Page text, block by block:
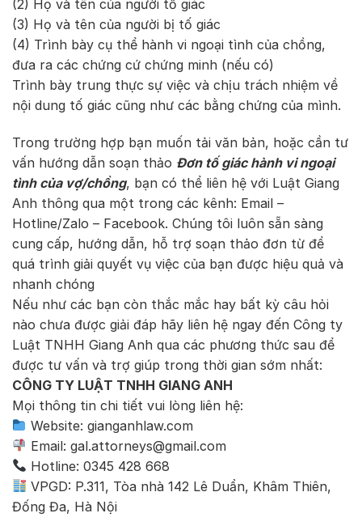
(2) Họ và tên của người tố giác
(3) Họ và tên của người bị tố giác
(4) Trình bày cụ thể hành vi ngoại tình của chồng,
đưa ra các chứng cứ chứng minh (nếu có)
Trình bày trung thực sự việc và chịu trách nhiệm về
nội dung tố giác cũng như các bằng chứng của mình.
Trong trường hợp bạn muốn tải văn bản, hoặc cần tư
vấn hướng dẫn soạn thảo Đơn tố giác hành vi ngoại
tình của vợ/chồng, bạn có thể liên hệ với Luật Giang
Anh thông qua một trong các kênh: Email –
Hotline/Zalo – Facebook. Chúng tôi luôn sẵn sàng
cung cấp, hướng dẫn, hỗ trợ soạn thảo đơn từ để
quá trình giải quyết vụ việc của bạn được hiệu quả và
nhanh chóng
Nếu như các bạn còn thắc mắc hay bất kỳ câu hỏi
nào chưa được giải đáp hãy liên hệ ngay đến Công ty
Luật TNHH Giang Anh qua các phương thức sau để
được tư vấn và trợ giúp trong thời gian sớm nhất:
CÔNG TY LUẬT TNHH GIANG ANH
Mọi thông tin chi tiết vui lòng liên hệ:
Website: gianganhlaw.com
Email: gal.attorneys@gmail.com
Hotline: 0345 428 668
VPGD: P.311, Tòa nhà 142 Lê Duẩn, Khâm Thiên,
Đống Đa, Hà Nội